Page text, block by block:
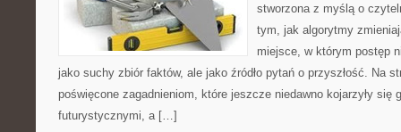
stworzona z myślą o
tym, jak algorytmy
miejsce, w którym postęp
jako suchy zbiór faktów, ale jako źródło pytań o przyszłość. Na
poświęcone zagadnieniom, które jeszcze niedawno kojarzyły się
futurystycznymi, a […]